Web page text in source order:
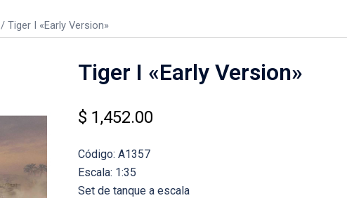
/ Tiger I «Early Version»
Tiger I «Early Version»
$ 1,452.00
Código: A1357
Escala: 1:35
Set de tanque a escala